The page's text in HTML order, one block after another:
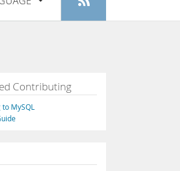
|注册
Contributing
MySQL